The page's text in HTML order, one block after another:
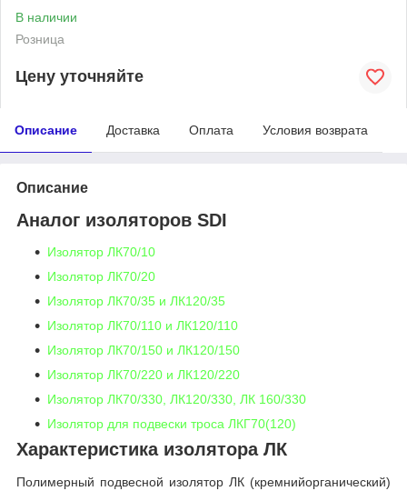
В наличии
Розница
Цену уточняйте
Описание Доставка Оплата Условия возврата
Описание
Аналог изоляторов SDI
Изолятор ЛК70/10
Изолятор ЛК70/20
Изолятор ЛК70/35 и ЛК120/35
Изолятор ЛК70/110 и ЛК120/110
Изолятор ЛК70/150 и ЛК120/150
Изолятор ЛК70/220 и ЛК120/220
Изолятор ЛК70/330, ЛК120/330, ЛК 160/330
Изолятор для подвески троса ЛКГ70(120)
Характеристика изолятора ЛК
Полимерный подвесной изолятор ЛК (кремнийорганический)